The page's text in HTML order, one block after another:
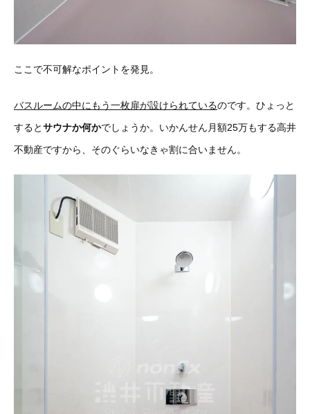
ここで不可解なポイントを発見。
バスルームの中にもう一枚扉が設けられているのです。ひょっと
するとサウナか何かでしょうか。いかんせん月額25万もする高井
不動産ですから、そのぐらいなきゃ割に合いません。